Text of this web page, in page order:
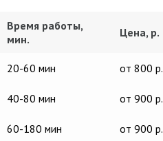
Время работы,
мин.
Цена, р.
20-60 мин от 800 р.
40-80 мин от 900 р.
60-180 мин от 900 р.